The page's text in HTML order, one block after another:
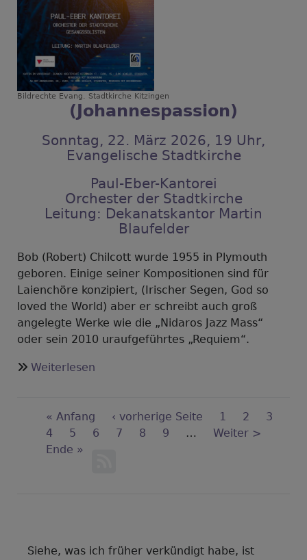
Bildrechte Evang. Stadtkirche Kitzingen
(Johannespassion)
Sonntag, 22. März 2026, 19 Uhr,
Evangelische Stadtkirche
Paul-Eber-Kantorei
Orchester der Stadtkirche
Leitung: Dekanatskantor Martin
Blaufelder
Bob (Robert) Chilcott wurde 1955 in Plymouth
geboren. Einige seiner Kompositionen sind für
Laienchöre konzipiert, (Irischer Segen, God so
loved the World) aber er schreibt auch groß
angelegte Werke wie die „Nidaros Jazz Mass“
oder sein 2010 uraufgeführtes „Requiem“.
Weiterlesen
Bob
Chilcott
Seitennummerierung
First
page
« Anfang
Vorherige
Seite
‹ vorherige Seite Seite
1
Aktuelle
Seite
2 Seite
3
Seite
4 Seite
5 Seite
6 Seite
7 Seite
8 Seite
9 …
Nächste
Weiter >
Last
Ende »
Siehe, was ich früher verkündigt habe, ist